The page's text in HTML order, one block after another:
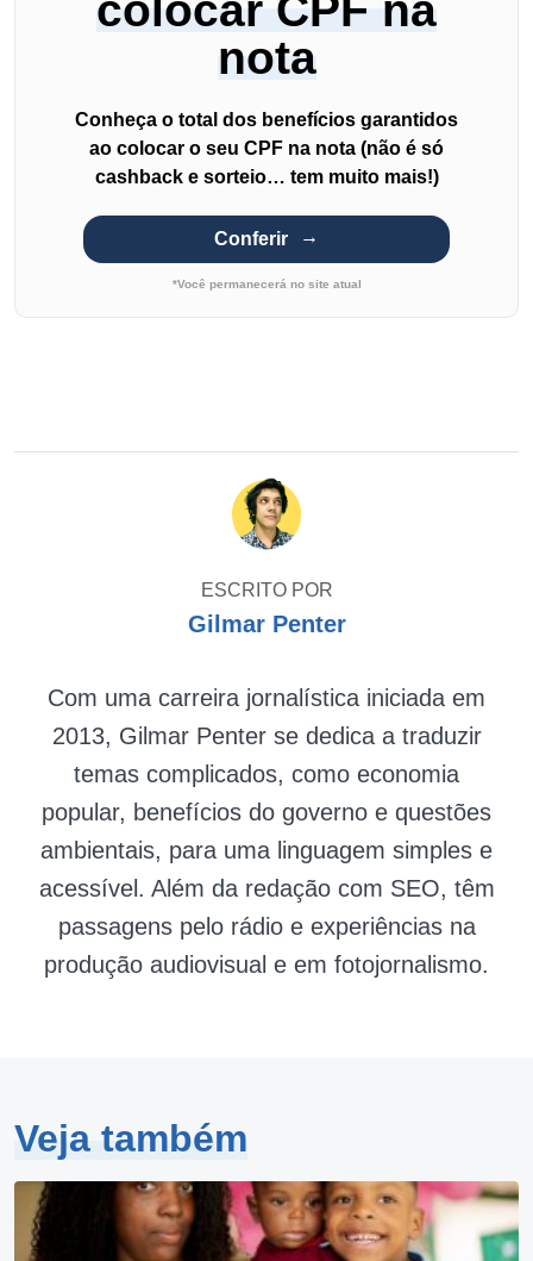
nota
Conheça o total dos benefícios garantidos
ao colocar o seu CPF na nota (não é só
cashback e sorteio… tem muito mais!)
Conferir
*Você permanecerá no site atual
ESCRITO POR
Gilmar Penter
Com uma carreira jornalística iniciada em
2013, Gilmar Penter se dedica a traduzir
temas complicados, como economia
popular, benefícios do governo e questões
ambientais, para uma linguagem simples e
acessível. Além da redação com SEO, têm
passagens pelo rádio e experiências na
produção audiovisual e em fotojornalismo.
Veja também